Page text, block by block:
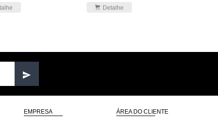
Detalhe
EMPRESA ÁREA DO CLIENTE